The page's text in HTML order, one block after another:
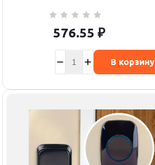
576.55 ₽
В корзину